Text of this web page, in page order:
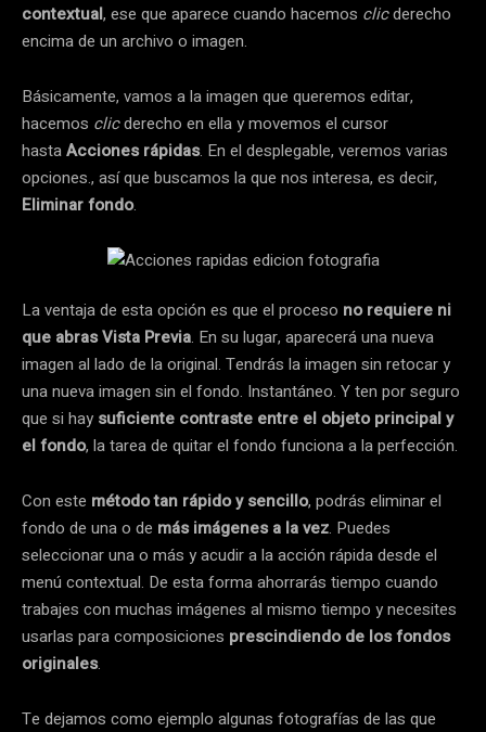
contextual, ese que aparece cuando hacemos clicderecho
encima de un archivo o imagen.
Básicamente, vamos a la imagen que queremos editar,
hacemos clicderecho en ella y movemos el cursor
hastaAcciones rápidas. En el desplegable, veremos varias
opciones., así que buscamos la que nos interesa, es decir,
Eliminar fondo.
La ventaja de esta opción es que el proceso no requiere ni
que abras Vista Previa. En su lugar, aparecerá una nueva
imagen al lado de la original. Tendrás la imagen sin retocar y
una nueva imagen sin el fondo. Instantáneo. Y ten por seguro
que si hay suficiente contraste entre el objeto principal y
el fondo, la tarea de quitar el fondo funciona a la perfección.
Con este método tan rápidoy sencillo, podrás eliminar el
fondo de una o de más imágenes a la vez. Puedes
seleccionar una o más y acudir a la acción rápida desde el
menú contextual. De esta forma ahorrarás tiempo cuando
trabajes con muchas imágenes al mismo tiempo y necesites
usarlas para composiciones prescindiendo de los fondos
originales.
Te dejamos como ejemplo algunas fotografías de las que